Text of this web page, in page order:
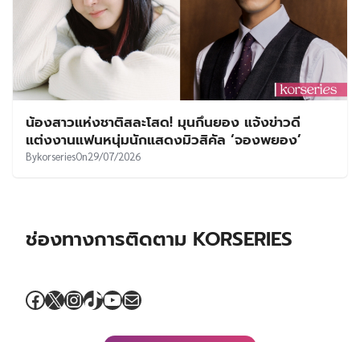
น้องสาวแห่งชาติสละโสด! มุนกึนยอง แจ้งข่าวดี
แต่งงานแฟนหนุ่มนักแสดงมิวสิคัล ‘จองพยอง’
BykorseriesOn29/07/2026
ช่องทางการติดตาม KORSERIES
Facebook
X Instagram
TikTok
YouTube
Mail